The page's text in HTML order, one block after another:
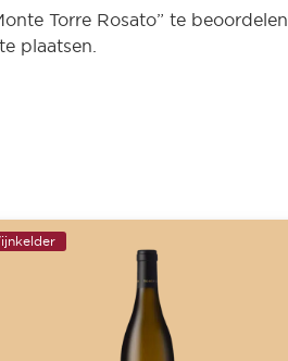
Torre Rosato” te beoordelen
plaatsen.